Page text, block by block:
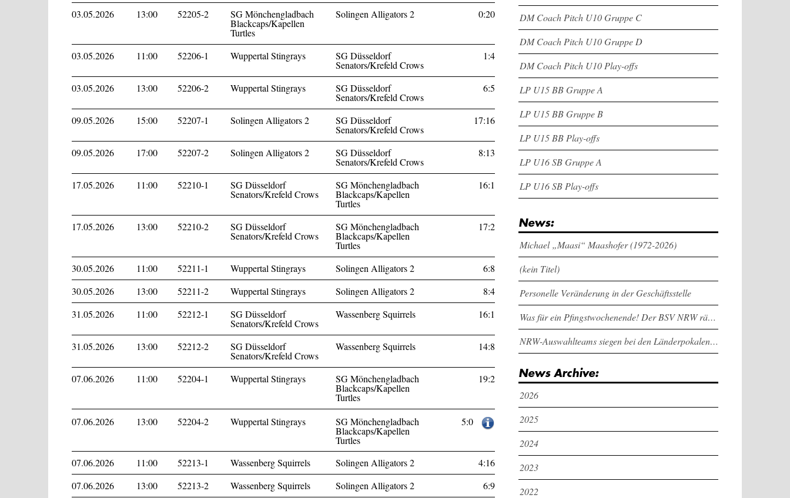
03.05.2026 13:00 52205-2 SG Mönchengladbach
Blackcaps/Kapellen
Turtles
Solingen Alligators 2 0:20
03.05.2026 11:00 52206-1 Wuppertal Stingrays SG Düsseldorf
Senators/Krefeld Crows
1:4
03.05.2026 13:00 52206-2 Wuppertal Stingrays SG Düsseldorf
Senators/Krefeld Crows
6:5
09.05.2026 15:00 52207-1 Solingen Alligators 2 SG Düsseldorf
Senators/Krefeld Crows
17:16
09.05.2026 17:00 52207-2 Solingen Alligators 2 SG Düsseldorf
Senators/Krefeld Crows
8:13
17.05.2026 11:00 52210-1 SG Düsseldorf
Senators/Krefeld Crows
SG Mönchengladbach
Blackcaps/Kapellen
Turtles
16:1
17.05.2026 13:00 52210-2 SG Düsseldorf
Senators/Krefeld Crows
SG Mönchengladbach
Blackcaps/Kapellen
Turtles
17:2
30.05.2026 11:00 52211-1 Wuppertal Stingrays Solingen Alligators 2
6:8
30.05.2026
13:00 52211-2 Wuppertal Stingrays Solingen Alligators 2
8:4
31.05.2026
11:00 52212-1 SG Düsseldorf
Senators/Krefeld Crows
Wassenberg Squirrels 16:1
31.05.2026 13:00 52212-2 SG Düsseldorf
Senators/Krefeld Crows
Wassenberg Squirrels 14:8
07.06.2026 11:00 52204-1 Wuppertal Stingrays SG Mönchengladbach
Blackcaps/Kapellen
Turtles
19:2
07.06.2026 13:00 52204-2 Wuppertal Stingrays SG Mönchengladbach
Blackcaps/Kapellen
Turtles
5:0
07.06.2026 11:00 52213-1 Wassenberg Squirrels Solingen Alligators 2
4:16
07.06.2026
13:00 52213-2 Wassenberg Squirrels Solingen Alligators 2
6:9
DM Coach Pitch U10 Gruppe C
DM Coach Pitch U10 Gruppe D
DM Coach Pitch U10 Play-offs
LP U15 BB Gruppe A
LP U15 BB Gruppe B
LP U15 BB Play-offs
LP U16 SB Gruppe A
LP U16 SB Play-offs
News:
Michael „Maasi“ Maashofer (1972-2026)
(kein Titel)
Personelle Veränderung in der Geschäftsstelle
Was für ein Pfingstwochenende! Der BSV NRW räumt bei den Länderpokalen ab
NRW-Auswahlteams siegen bei den Länderpokalen und dem Deutschlandcup an Pfingsten
News Archive:
2026
2025
2024
2023
2022